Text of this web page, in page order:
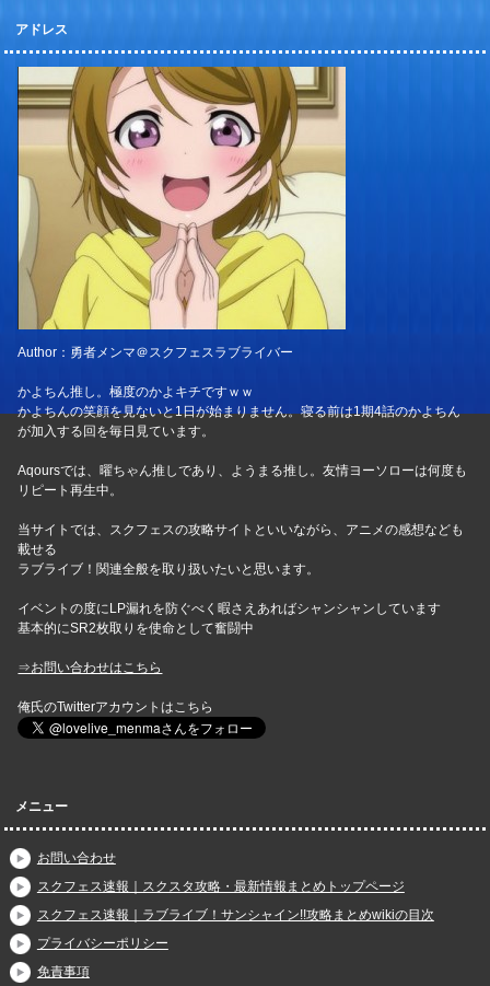
アドレス
Author：勇者メンマ＠スクフェスラブライバー
かよちん推し。極度のかよキチですｗｗ
かよちんの笑顔を見ないと1日が始まりません。寝る前は1期4話のかよちん
が加入する回を毎日見ています。
Aqoursでは、曜ちゃん推しであり、ようまる推し。友情ヨーソローは何度も
リピート再生中。
当サイトでは、スクフェスの攻略サイトといいながら、アニメの感想なども
載せる
ラブライブ！関連全般を取り扱いたいと思います。
イベントの度にLP漏れを防ぐべく暇さえあればシャンシャンしています
基本的にSR2枚取りを使命として奮闘中
⇒お問い合わせはこちら
俺氏のTwitterアカウントはこちら
メニュー
お問い合わせ
スクフェス速報｜スクスタ攻略・最新情報まとめトップページ
スクフェス速報｜ラブライブ！サンシャイン!!攻略まとめwikiの目次
プライバシーポリシー
免責事項